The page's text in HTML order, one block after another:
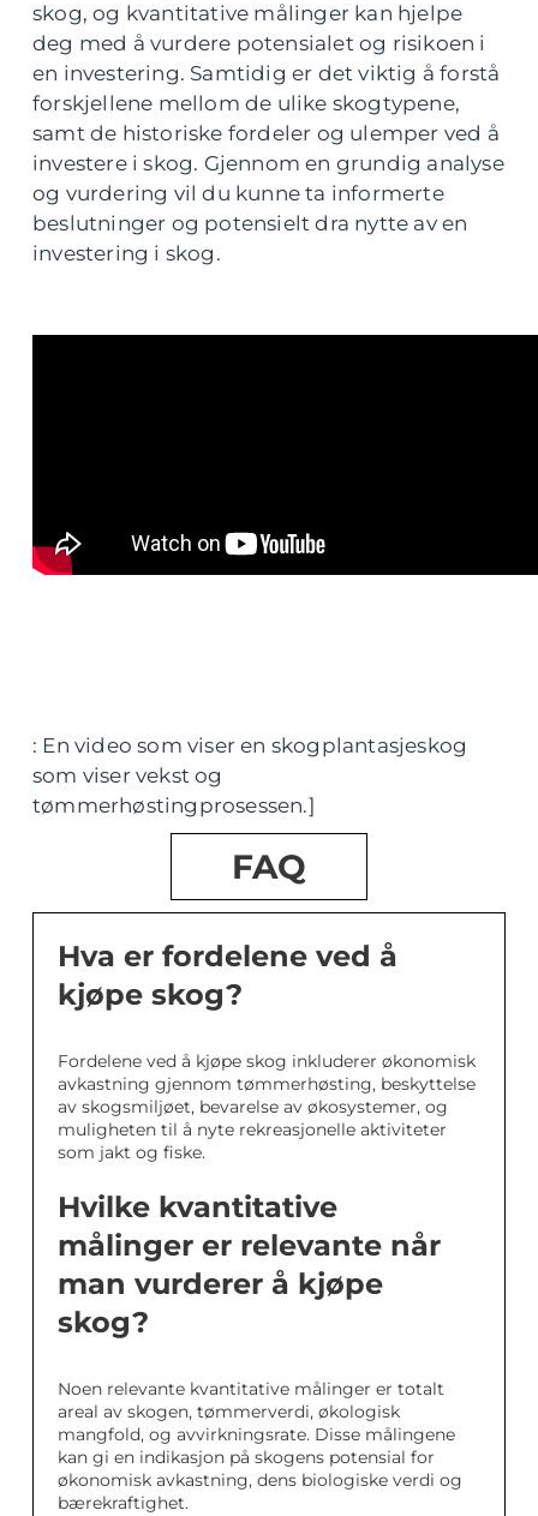
skog, og kvantitative målinger kan hjelpe
deg med å vurdere potensialet og risikoen i
en investering. Samtidig er det viktig å forstå
forskjellene mellom de ulike skogtypene,
samt de historiske fordeler og ulemper ved å
investere i skog. Gjennom en grundig analyse
og vurdering vil du kunne ta informerte
beslutninger og potensielt dra nytte av en
investering i skog.
: En video som viser en skogplantasjeskog
som viser vekst og
tømmerhøstingprosessen.]
FAQ
Hva er fordelene ved å
kjøpe skog?
Fordelene ved å kjøpe skog inkluderer økonomisk
avkastning gjennom tømmerhøsting, beskyttelse
av skogsmiljøet, bevarelse av økosystemer, og
muligheten til å nyte rekreasjonelle aktiviteter
som jakt og fiske.
Hvilke kvantitative
målinger er relevante når
man vurderer å kjøpe
skog?
Noen relevante kvantitative målinger er totalt
areal av skogen, tømmerverdi, økologisk
mangfold, og avvirkningsrate. Disse målingene
kan gi en indikasjon på skogens potensial for
økonomisk avkastning, dens biologiske verdi og
bærekraftighet.